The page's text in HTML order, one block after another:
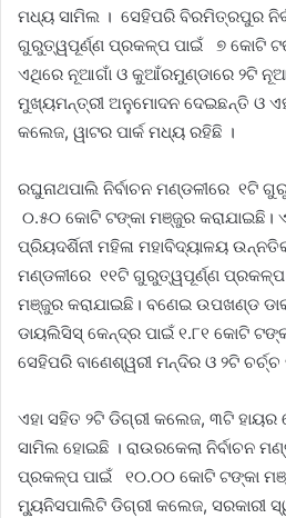
ମଧ୍ୟ ସାମିଲ । ସେହିପରି ବିରମିତ୍ରପୁର
ଗୁରୁତ୍ୱପୂର୍ଣ୍ଣ ପ୍ରକଳ୍ପ ପାଇଁ ୭ କୋଟି
ଏଥିରେ ନୂଆଗାଁ ଓ କୁଆଁରମୁଣ୍ଡାରେ ୨ଟି
ମୁଖ୍ୟମନ୍ତ୍ରୀ ଅନୁମୋଦନ ଦେଇଛନ୍ତି ଓ
କଲେଜ, ୱାଟର ପାର୍କ ମଧ୍ୟ ରହିଛି ।
ରଘୁନାଥପାଲି ନିର୍ବାଚନ ମଣ୍ଡଳୀରେ ୧ଟି
୦.୫୦ କୋଟି ଟଙ୍କା ମଞ୍ଜୁର କରାଯାଇଛି।
ପ୍ରିୟଦର୍ଶିନୀ ମହିଳା ମହାବିଦ୍ୟାଳୟ
ମଣ୍ଡଳୀରେ ୧୧ଟି ଗୁରୁତ୍ୱପୂର୍ଣ୍ଣ
ମଞ୍ଜୁର କରାଯାଇଛି। ବଣେଇ ଉପଖଣ୍ଡ
ଡାୟଲିସିସ୍ କେନ୍ଦ୍ର ପାଇଁ ୧.୮୧ କୋଟି
ସେହିପରି ବାଣେଶ୍ୱରୀ ମନ୍ଦିର ଓ ୨ଟି
ଏହା ସହିତ ୨ଟି ଡିଗ୍ରୀ କଲେଜ, ୩ଟି
ସାମିଲ ହୋଇଛି । ରାଉରକେଲା ନିର୍ବାଚନ
ପ୍ରକଳ୍ପ ପାଇଁ ୧୦.୦୦ କୋଟି ଟଙ୍କା
ମ୍ୟୁନିସପାଲିଟି ଡିଗ୍ରୀ କଲେଜ, ସରକାରୀ